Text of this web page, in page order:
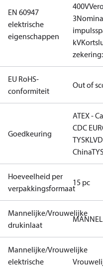
EN 60947
elektrische
eigenschappen
400V
3
kV
zekering:
EU RoHS-
conformiteit
Out of
Goedkeuring
ATEX -
CDC
TYSKLVD
China
Hoeveelheid per
verpakkingsformaat
15 pc
Mannelijke/Vrouwelijke
drukinlaat
Mannelijke/Vrouwelijke
elektrische